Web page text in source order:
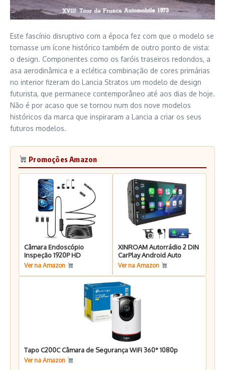
Este fascínio disruptivo com a época fez com que o modelo se
tornasse um ícone histórico também de outro ponto de vista:
o design. Componentes como os faróis traseiros redondos, a
asa aerodinâmica e a eclética combinação de cores primárias
no interior fizeram do Lancia Stratos um modelo de design
futurista, que permanece contemporâneo até aos dias de hoje.
Não é por acaso que se tornou num dos nove modelos
históricos da marca que inspiraram a Lancia a criar os seus
futuros modelos.
Promoções Amazon
Câmara Endoscópio
Inspeção 1920P HD
Ver na Amazon
XINROAM Autorrádio 2 DIN
CarPlay Android Auto
Ver na Amazon
Tapo C200C Câmara de Segurança WiFi 360° 1080p
Ver na Amazon